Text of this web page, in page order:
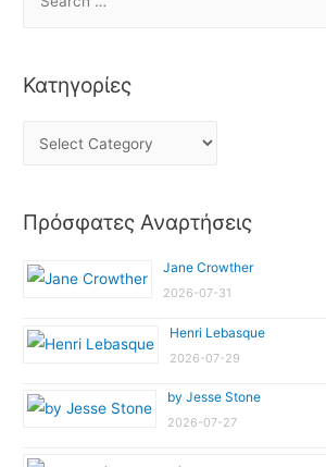
Κατηγορίες
Πρόσφατες Αναρτήσεις
Jane Crowther
2026-07-31
Henri Lebasque
2026-07-29
by Jesse Stone
2026-07-27